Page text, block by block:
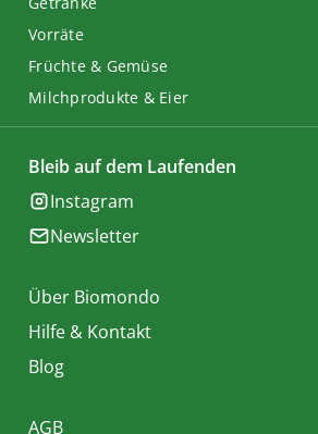
Vorräte
Früchte & Gemüse
Milchprodukte & Eier
Bleib auf dem Laufenden
Instagram
Newsletter
Über Biomondo
Hilfe & Kontakt
Blog
AGB